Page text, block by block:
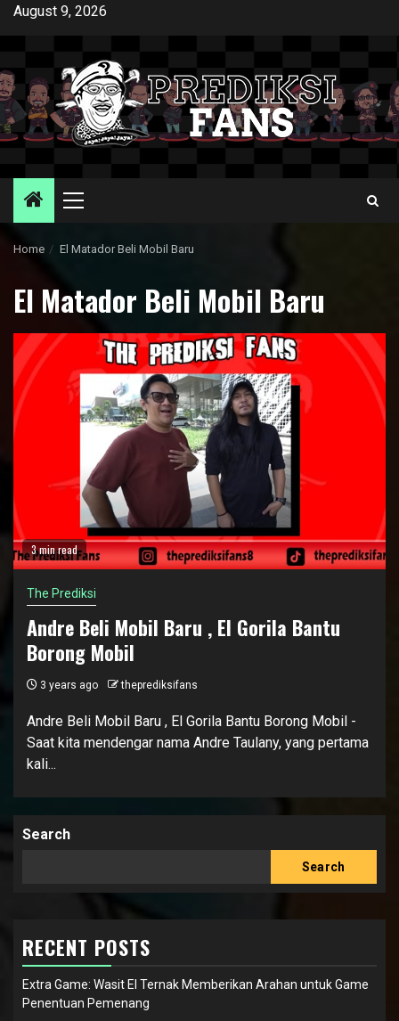
SkipAugust 9, 2026
Primary
Home El Matador Beli Mobil Baru
El Matador Beli Mobil Baru
3 min read
The Prediksi
Andre Beli Mobil Baru , El Gorila Bantu
Borong Mobil
3 years ago theprediksifans
Andre Beli Mobil Baru , El Gorila Bantu Borong Mobil -
Saat kita mendengar nama Andre Taulany, yang pertama
kali...
Search
Search
RECENT POSTS
Extra Game: Wasit El Ternak Memberikan Arahan untuk Game
Penentuan Pemenang